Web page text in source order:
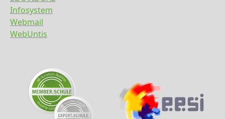
Infosystem
Webmail
WebUntis